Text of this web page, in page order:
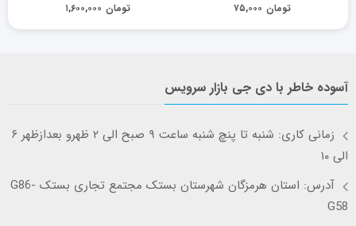
۷۵,۰۰۰ تومان ۱,۶۰۰,۰۰۰ تومان
آسوده خاطر با دی جی بازار سرویس
زمانی کاری: شنبه تا پنچ شنبه ساعت ۹ صبح الی ۲ ظهرو بعدازظهر ۶
الی ۱۰
آدرس: استان هرمزگان شهرستان بستک مجتمع تجاری بستک G86-
G58